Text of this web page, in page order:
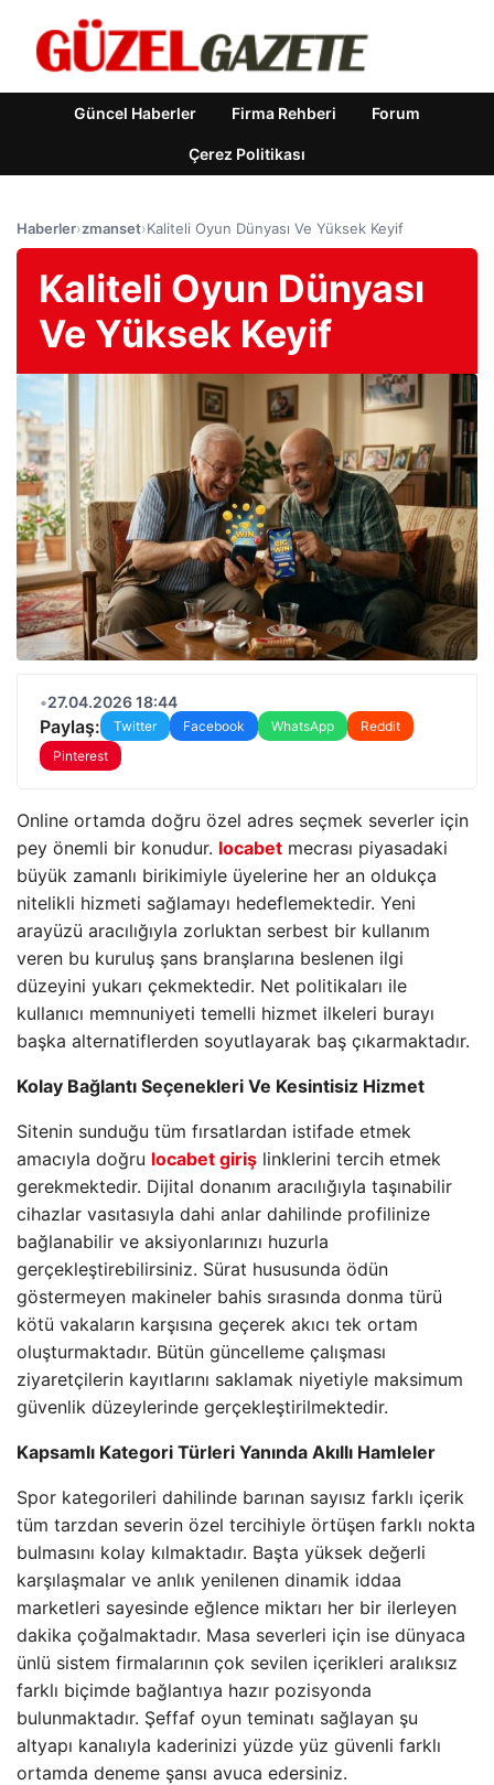
Güncel Haberler Firma Rehberi Forum
Çerez Politikası
Haberler›zmanset›Kaliteli Oyun Dünyası Ve Yüksek Keyif
Kaliteli Oyun Dünyası
Ve Yüksek Keyif
•27.04.2026 18:44
Paylaş: Twitter Facebook WhatsApp
Reddit
Pinterest
Online ortamda doğru özel adres seçmek severler için
pey önemli bir konudur. locabet mecrası piyasadaki
büyük zamanlı birikimiyle üyelerine her an oldukça
nitelikli hizmeti sağlamayı hedeflemektedir. Yeni
arayüzü aracılığıyla zorluktan serbest bir kullanım
veren bu kuruluş şans branşlarına beslenen ilgi
düzeyini yukarı çekmektedir. Net politikaları ile
kullanıcı memnuniyeti temelli hizmet ilkeleri burayı
başka alternatiflerden soyutlayarak baş çıkarmaktadır.
Kolay Bağlantı Seçenekleri Ve Kesintisiz Hizmet
Sitenin sunduğu tüm fırsatlardan istifade etmek
amacıyla doğru locabet giriş linklerini tercih etmek
gerekmektedir. Dijital donanım aracılığıyla taşınabilir
cihazlar vasıtasıyla dahi anlar dahilinde profilinize
bağlanabilir ve aksiyonlarınızı huzurla
gerçekleştirebilirsiniz. Sürat hususunda ödün
göstermeyen makineler bahis sırasında donma türü
kötü vakaların karşısına geçerek akıcı tek ortam
oluşturmaktadır. Bütün güncelleme çalışması
ziyaretçilerin kayıtlarını saklamak niyetiyle maksimum
güvenlik düzeylerinde gerçekleştirilmektedir.
Kapsamlı Kategori Türleri Yanında Akıllı Hamleler
Spor kategorileri dahilinde barınan sayısız farklı içerik
tüm tarzdan severin özel tercihiyle örtüşen farklı nokta
bulmasını kolay kılmaktadır. Başta yüksek değerli
karşılaşmalar ve anlık yenilenen dinamik iddaa
marketleri sayesinde eğlence miktarı her bir ilerleyen
dakika çoğalmaktadır. Masa severleri için ise dünyaca
ünlü sistem firmalarının çok sevilen içerikleri aralıksız
farklı biçimde bağlantıya hazır pozisyonda
bulunmaktadır. Şeffaf oyun teminatı sağlayan şu
altyapı kanalıyla kaderinizi yüzde yüz güvenli farklı
ortamda deneme şansı avuca edersiniz.